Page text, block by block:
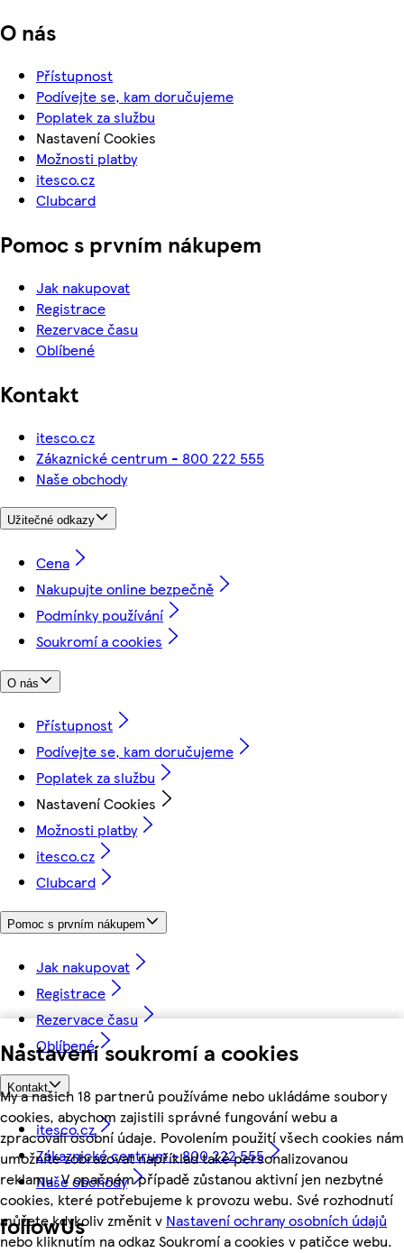
Nastavení soukromí a cookies
My a našich 18 partnerů používáme nebo ukládáme soubory
cookies, abychom zajistili správné fungování webu a
zpracovali osobní údaje. Povolením použití všech cookies nám
umožníte zobrazovat například také personalizovanou
reklamu. V opačném případě zůstanou aktivní jen nezbytné
cookies, které potřebujeme k provozu webu. Své rozhodnutí
můžete kdykoliv změnit v Nastavení ochrany osobních údajů
nebo kliknutím na odkaz Soukromí a cookies v patičce webu.
O nás
Přístupnost
Podívejte se, kam doručujeme
Poplatek za službu
Nastavení Cookies
Možnosti platby
itesco.cz
Clubcard
Pomoc s prvním nákupem
Jak nakupovat
Registrace
Rezervace času
Oblíbené
Kontakt
itesco.cz
Zákaznické centrum - 800 222 555
Naše obchody
Užitečné odkazy
Cena
Nakupujte online bezpečně
Podmínky používání
Soukromí a cookies
O nás
Přístupnost
Podívejte se, kam doručujeme
Poplatek za službu
Nastavení Cookies
Možnosti platby
itesco.cz
Clubcard
Pomoc s prvním nákupem
Jak nakupovat
Registrace
Rezervace času
Oblíbené
Kontakt
itesco.cz
Zákaznické centrum - 800 222 555
Naše obchody
followUs